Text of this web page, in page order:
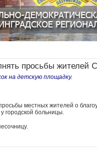
просьбы жителей
на детскую площадку.
местных жителей о
городской больницы.